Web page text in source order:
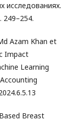
исследованиях.
249–254.
Azam Khan et
Impact
Learning
Breast